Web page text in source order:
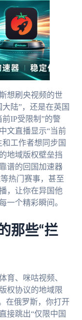
想刷央视频的世
陆”，还是在英国
IP受限制”的警
文直播显示“当前
工作者想同步国
地域版权壁垒挡
谱的回国加速器
热门赛事，甚至
，让你在异国他
一个精彩瞬间。
那些“拦
育、咪咕视频、
权协议的地域限
在俄罗斯，你打开
接跳出“仅限中国